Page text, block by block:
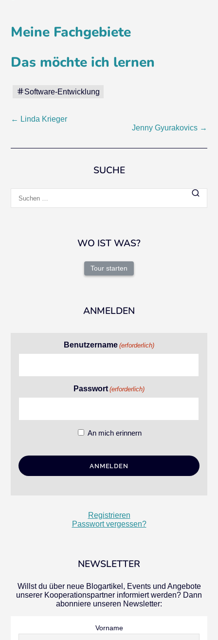
Meine Fachgebiete
Das möchte ich lernen
Software-Entwicklung
Beitragsnavigation
← Linda Krieger
Jenny Gyurakovics →
SUCHE
nach:
WO IST WAS?
Tour starten
ANMELDEN
Benutzername (erforderlich)
Passwort (erforderlich)
An mich erinnern
Registrieren
Passwort vergessen?
NEWSLETTER
Willst du über neue Blogartikel, Events und Angebote
unserer Kooperationspartner informiert werden? Dann
abonniere unseren Newsletter:
Vorname